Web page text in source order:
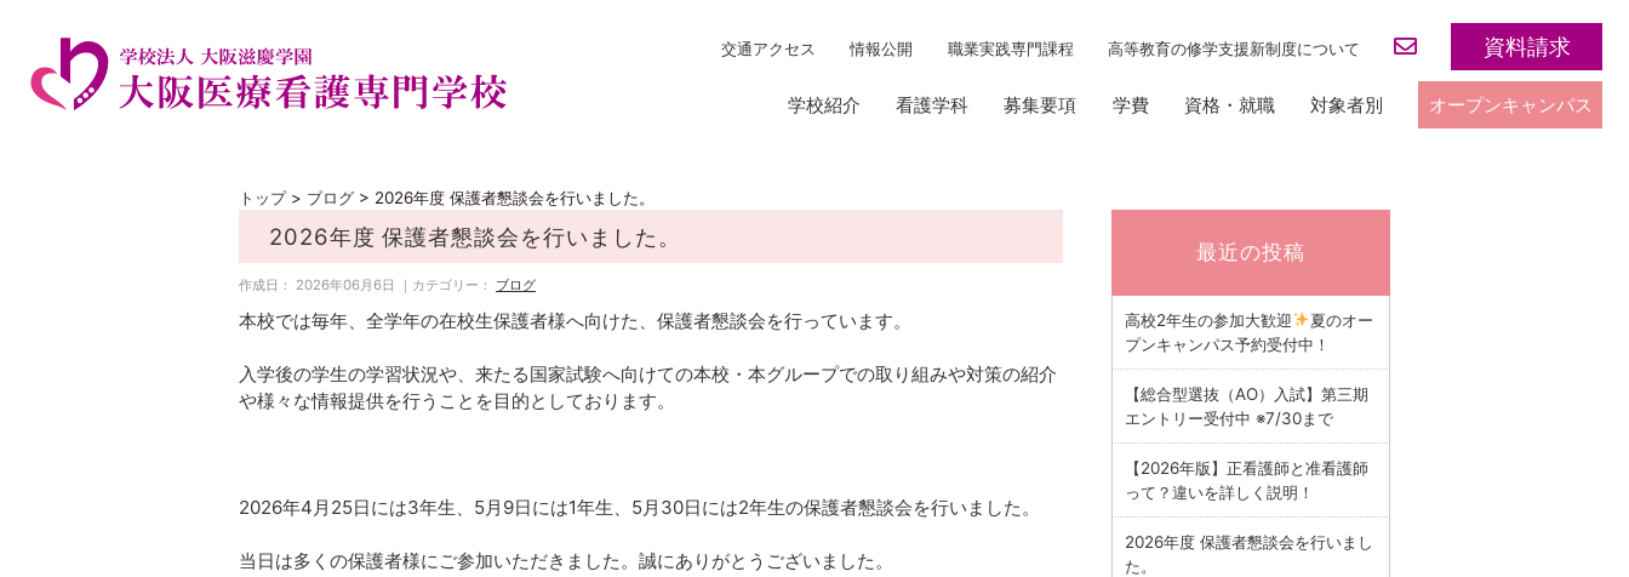
交通アクセス 情報公開 職業実践専門課程 高等教育の修学支援新制度について 資料請求
学校紹介 看護学科 募集要項 学費 資格・就職 対象者別 オープンキャンパス
トップ> ブログ > 2026年度 保護者懇談会を行いました。
2026年度 保護者懇談会を行いました。
作成日： 2026年06月6日 ｜カテゴリー： ブログ
本校では毎年、全学年の在校生保護者様へ向けた、保護者懇談会を行っています。
入学後の学生の学習状況や、来たる国家試験へ向けての本校・本グループでの取り組みや対策の紹介
や様々な情報提供を行うことを目的としております。
2026年4月25日には3年生、5月9日には1年生、5月30日には2年生の保護者懇談会を行いました。
当日は多くの保護者様にご参加いただきました。誠にありがとうございました。
最近の投稿
高校2年生の参加大歓迎
夏のオー
プンキャンパス予約受付中！
【総合型選抜（AO）入試】第三期
エントリー受付中 ※7/30まで
【2026年版】正看護師と准看護師
って？違いを詳しく説明！
2026年度 保護者懇談会を行いまし
た。